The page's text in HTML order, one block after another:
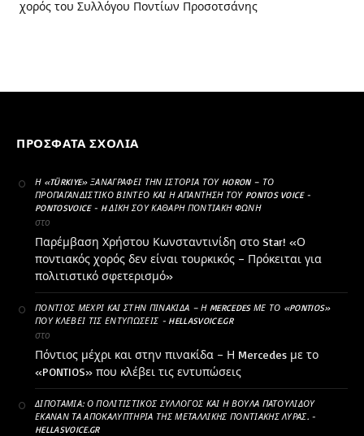
χορός του Συλλόγου Ποντίων Προσοτσάνης
ΠΡΌΣΦΑΤΑ ΣΧΌΛΙΑ
Η «TÜRKIYE» ΞΑΝΑΓΡΆΦΕΙ ΤΗΝ ΙΣΤΟΡΊΑ ΤΟΥ HORON – ΤΟ
ΠΡΟΠΑΓΑΝΔΙΣΤΙΚΌ ΒΊΝΤΕΟ ΚΑΙ Η ΑΠΆΝΤΗΣΗ ΤΟΥ PONTOS VOICE -
PONTOSVOICE - H ΔΙΚΉ ΣΟΥ ΚΑΘΑΡΗ ΠΟΝΤΙΑΚΉ ΦΩΝΉ
στο
Παρέμβαση Χρήστου Κωνσταντινίδη στο Star! «Ο
ποντιακός χορός δεν είναι τουρκικός – Πρόκειται για
πολιτιστικό σφετερισμό»
ΠΌΝΤΙΟΣ ΜΈΧΡΙ ΚΑΙ ΣΤΗΝ ΠΙΝΑΚΊΔΑ – Η MERCEDES ΜΕ ΤΟ «PONTIOS»
ΠΟΥ ΚΛΈΒΕΙ ΤΙΣ ΕΝΤΥΠΏΣΕΙΣ - HELLASVOICE.GR
στο
Πόντιος μέχρι και στην πινακίδα – Η Mercedes με το
«PONTIOS» που κλέβει τις εντυπώσεις
ΔΙΠΟΤΑΜΊΑ: Ο ΠΟΛΙΤΙΣΤΙΚΌΣ ΣΎΛΛΟΓΟΣ ΚΑΙ Η ΒΟΎΛΑ ΠΑΤΟΥΛΊΔΟΥ
ΈΚΑΝΑΝ ΤΑ ΑΠΟΚΑΛΥΠΤΉΡΙΑ ΤΗΣ ΜΕΤΑΛΛΙΚΉΣ ΠΟΝΤΙΑΚΉΣ ΛΎΡΑΣ. -
HELLASVOICE.GR